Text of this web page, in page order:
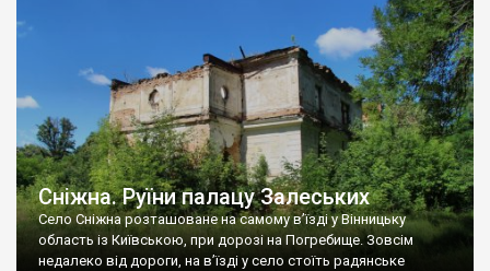
сіл. У селі є мурована Михайлівська церква. Точної дати […]
Сніжна. Руїни палацу Залеських
Село Сніжна розташоване на самому в’їзді у Вінницьку
область із Київською, при дорозі на Погребище. Зовсім
недалеко від дороги, на в’їзді у село стоїть радянське